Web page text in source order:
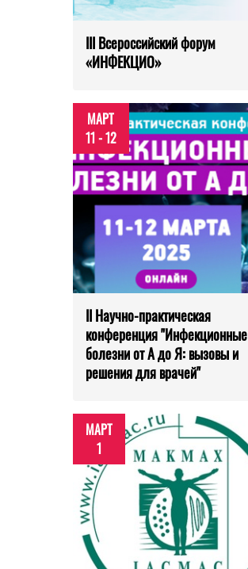
III Всероссийский форум
«ИНФЕКЦИО»
МАРТ
11 - 12
II Научно-практическая
конференция "Инфекционные
болезни от А до Я: вызовы и
решения для врачей"
МАРТ
1